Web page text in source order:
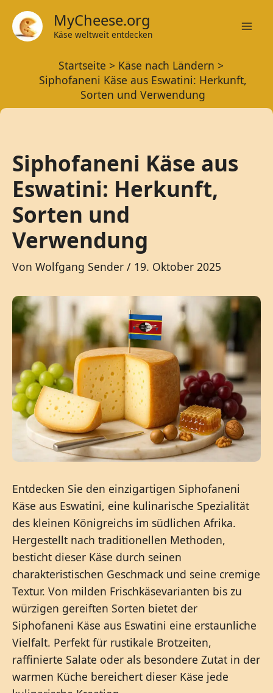
Inhalt
springen
MyCheese.org
Käse weltweit entdecken
Startseite
Käse nach Ländern
Siphofaneni Käse aus Eswatini: Herkunft,
Sorten und Verwendung
Siphofaneni Käse aus
Eswatini: Herkunft,
Sorten und
Verwendung
Von Wolfgang Sender / 19. Oktober 2025
Entdecken Sie den einzigartigen Siphofaneni
Käse aus Eswatini, eine kulinarische Spezialität
des kleinen Königreichs im südlichen Afrika.
Hergestellt nach traditionellen Methoden,
besticht dieser Käse durch seinen
charakteristischen Geschmack und seine cremige
Textur. Von milden Frischkäsevarianten bis zu
würzigen gereiften Sorten bietet der
Siphofaneni Käse aus Eswatini eine erstaunliche
Vielfalt. Perfekt für rustikale Brotzeiten,
raffinierte Salate oder als besondere Zutat in der
warmen Küche bereichert dieser Käse jede